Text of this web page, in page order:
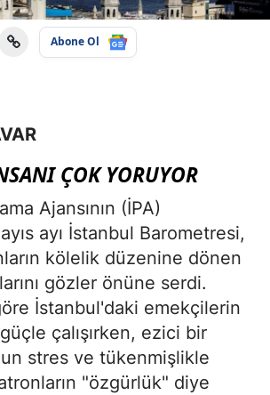
Abone Ol
ÇOK YORUYOR
Ajansının (İPA)
ayı İstanbul Barometresi,
kölelik düzenine dönen
gözler önüne serdi.
İstanbul'daki emekçilerin
çalışırken, ezici bir
stres ve tükenmişlikle
"özgürlük" diye